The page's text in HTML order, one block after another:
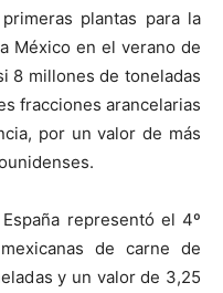
plantas para la
México en el verano de
8 millones de toneladas
fracciones arancelarias
por un valor de más
representó el 4º
de carne de
y un valor de 3,25